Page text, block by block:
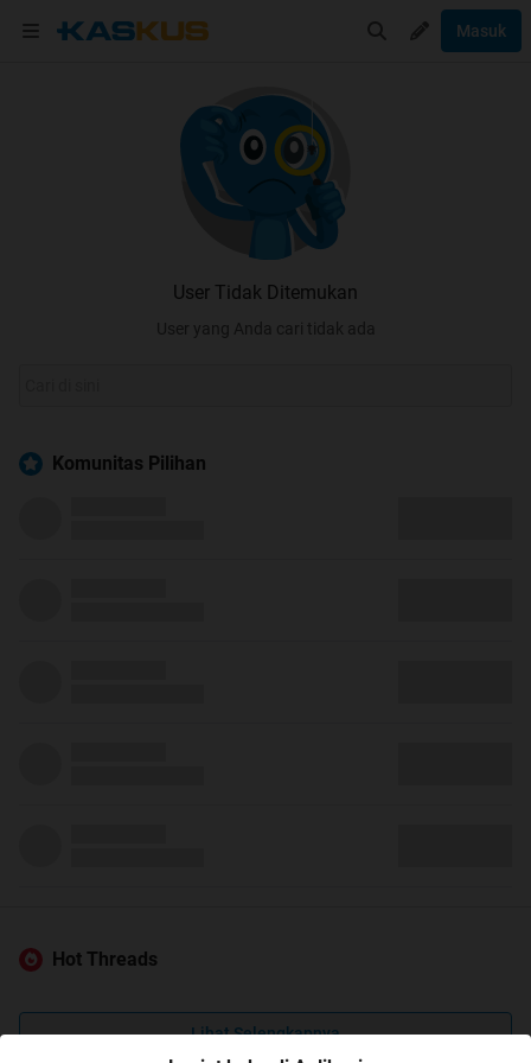
Masuk
User Tidak Ditemukan
User yang Anda cari tidak ada
Komunitas Pilihan
Hot Threads
Lihat Selengkapnya